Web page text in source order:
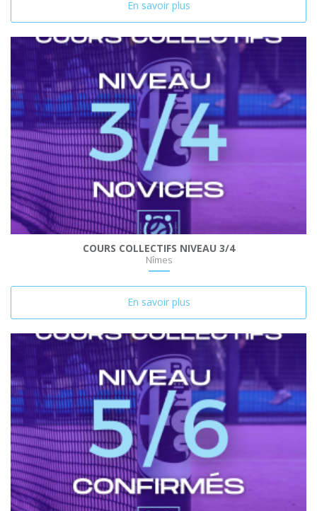
En savoir plus
COURS COLLECTIFS NIVEAU 3/4
Nîmes
En savoir plus